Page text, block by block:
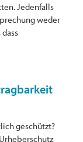
Jedenfalls
weder
geschützt?